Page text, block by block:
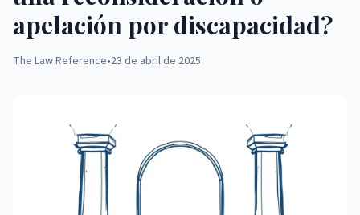
apelación por discapacidad?
The Law Reference•23 de abril de 2025